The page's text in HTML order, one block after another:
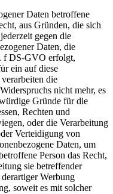
Daten betroffene
aus Gründen, die sich
gegen die
Daten, die
f DS-GVO erfolgt,
ein auf diese
die
nicht mehr, es
Gründe für die
Rechten und
oder die Verarbeitung
Verteidigung von
Daten, um
Person das Recht,
sie betreffender
Werbung
soweit es mit solcher